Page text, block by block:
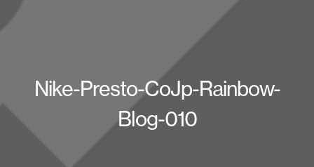
Nike-Presto-CoJp-Rainbow-
Blog-010